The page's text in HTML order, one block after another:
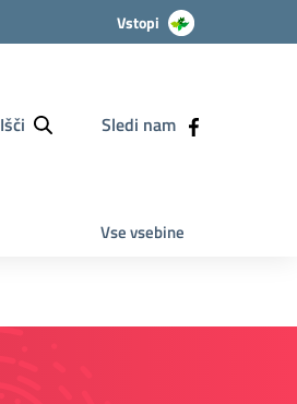
Vstopi
Išči Sledi nam
Vse vsebine